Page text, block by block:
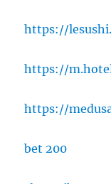
https://
https://
https://
bet 200